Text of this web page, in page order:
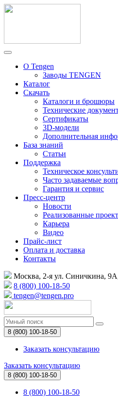
О Tengen
Заводы TENGEN
Каталог
Скачать
Каталоги и брошюры
Технические
Сертификаты
3D-модели
Дополнительная
База знаний
Статьи
Поддержка
Техническое
Часто задаваемые
Гарантия и сервис
Пресс-центр
Новости
Реализованные
Карьера
Видео
Прайс-лист
Оплата и доставка
Контакты
Москва, 2-я ул. Синичкина,
8 (800) 100-18-50
tengen@tengen.pro
8 (800) 100-18-50
Заказать консультацию
Заказать консультацию
8 (800) 100-18-50
8 (800) 100-18-50